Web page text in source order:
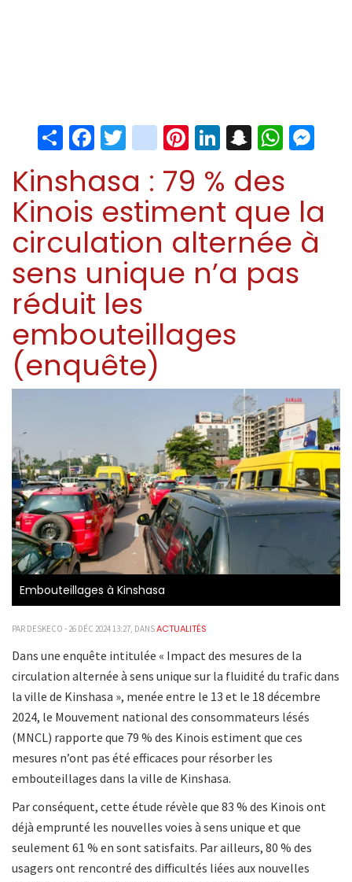
ShareFacebook
Twitter
instagram
Pinterest
LinkedIn
Snapchat
Kinshasa : 79 % des
Kinois estiment que la
circulation alternée à
sens unique n’a pas
réduit les
embouteillages
(enquête)
Embouteillages à Kinshasa
PAR DESKECO - 26 DÉC 2024 13:27, DANSACTUALITÉS
Dans une enquête intitulée « Impact des mesures de la
circulation alternée à sens unique sur la fluidité du trafic dans
la ville de Kinshasa », menée entre le 13 et le 18 décembre
2024, le Mouvement national des consommateurs lésés
(MNCL) rapporte que 79 % des Kinois estiment que ces
mesures n’ont pas été efficaces pour résorber les
embouteillages dans la ville de Kinshasa.
Par conséquent, cette étude révèle que 83 % des Kinois ont
déjà emprunté les nouvelles voies à sens unique et que
seulement 61 % en sont satisfaits. Par ailleurs, 80 % des
usagers ont rencontré des difficultés liées aux nouvelles